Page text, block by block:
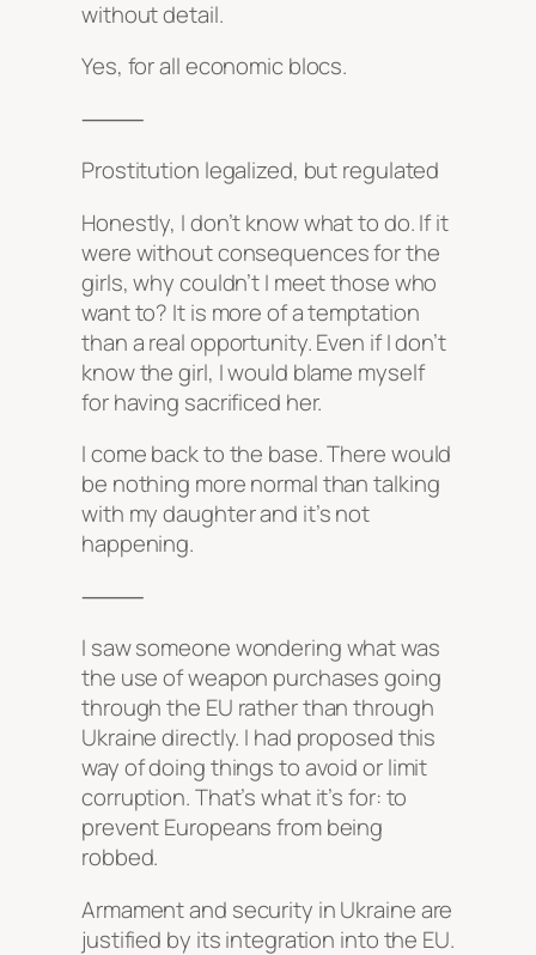
without detail.
Yes, for all economic blocs.
⸻
Prostitution legalized, but regulated
Honestly, I don’t know what to do. If it
were without consequences for the
girls, why couldn’t I meet those who
want to? It is more of a temptation
than a real opportunity. Even if I don’t
know the girl, I would blame myself
for having sacrificed her.
I come back to the base. There would
be nothing more normal than talking
with my daughter and it’s not
happening.
⸻
I saw someone wondering what was
the use of weapon purchases going
through the EU rather than through
Ukraine directly. I had proposed this
way of doing things to avoid or limit
corruption. That’s what it’s for: to
prevent Europeans from being
robbed.
Armament and security in Ukraine are
justified by its integration into the EU.